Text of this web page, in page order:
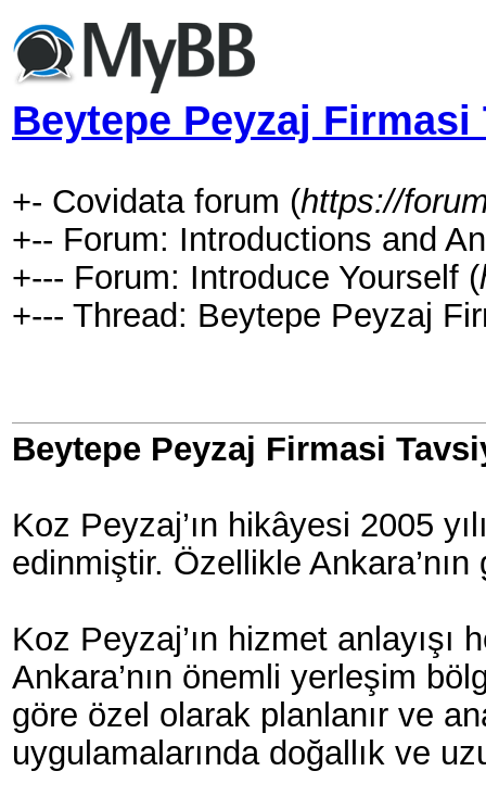
Beytepe Peyzaj Firmasi
+- Covidata forum (https://
+-- Forum: Introductions and
+--- Forum: Introduce Yourself (
+--- Thread: Beytepe Peyzaj
Beytepe Peyzaj Firmasi
Koz Peyzaj’ın hikâyesi 2005
edinmiştir. Özellikle
Koz Peyzaj’ın hizmet
Ankara’nın önemli yerleşim
göre özel olarak planlanır ve
uygulamalarında doğallık ve